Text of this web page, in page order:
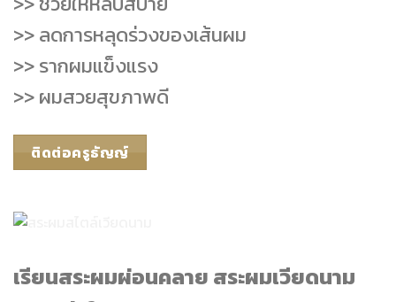
>> ลดการหลุดร่วงของเส้นผม
>> รากผมแข็งแรง
>> ผมสวยสุขภาพดี
ติดต่อครูธัญญ์
เรียนสระผมผ่อนคลาย สระผมเวียดนาม